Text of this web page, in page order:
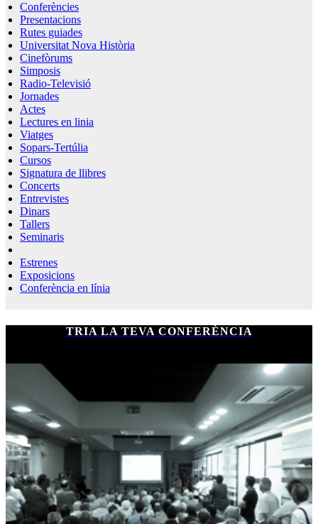
Conferències
Presentacions
Rutes guiades
Universitat Nova Història
Cinefòrums
Simposis
Radio-Televisió
Jornades
Actes
Lectures en linia
Viatges
Sopars-Tertúlia
Cursos
Signatura de llibres
Concerts
Entrevistes
Dinars
Tallers
Seminaris
Estrenes
Exposicions
Conferència en línia
TRIA LA TEVA CONFERÈNCIA